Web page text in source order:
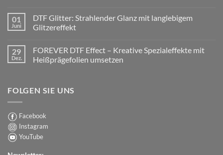
zu
Warum
die
Folie
wichtiger
ist,
01
Juni
DTF Glitter: Strahlender Glanz mit langlebigem
Glitzereffekt
zu
DTF
Glitter:
langlebigem
Glitzereffekt
29
Dez.
FOREVER DTF Effect – Kreative Spezialeffekte mit
Heißprägefolien umsetzen
FOREVER
DTF
Kreative
mit
Heißprägefolien
umsetzen
FOLGEN SIE UNS
Facebook
Instagram
YouTube